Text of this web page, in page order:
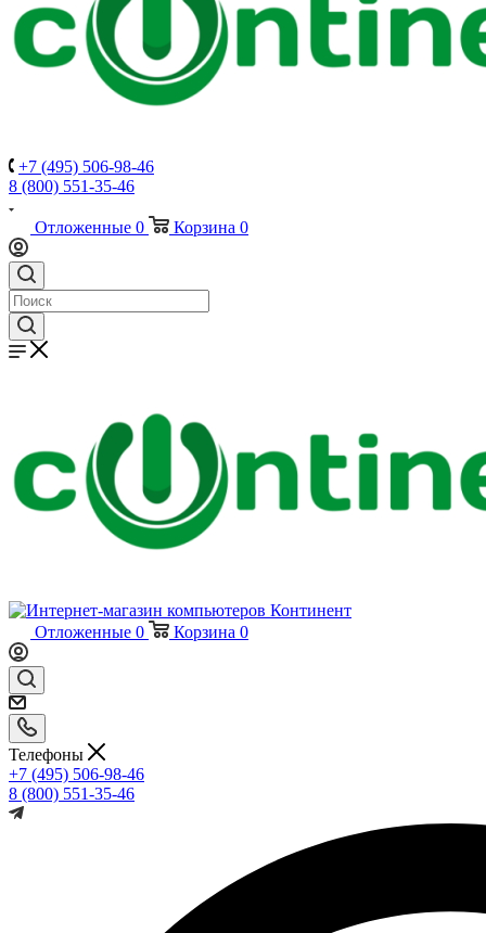
+7 (495) 506-98-46
8 (800) 551-35-46
Отложенные 0 Корзина 0
Отложенные 0 Корзина 0
Телефоны
+7 (495) 506-98-46
8 (800) 551-35-46